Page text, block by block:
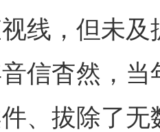
线，但未
信杳然，
、拔除了无